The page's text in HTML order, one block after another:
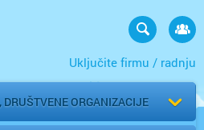
Uključite firmu / radnju
DRUŠTVENE ORGANIZACIJE